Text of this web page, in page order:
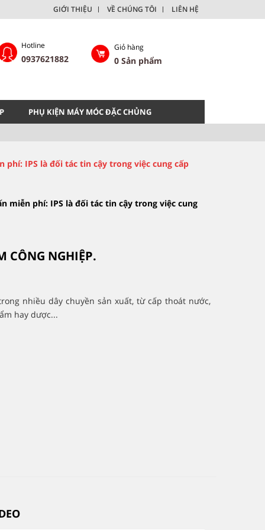
GIỚI THIỆU VỀ CHÚNG TÔI LIÊN HỆ
Hotline
0937621882
Giỏ hàng
0Sản phẩm
PHỤ KIỆN MÁY MÓC ĐẶC CHỦNG
IPS là đối tác tin cậy trong việc cung cấp
miễn phí: IPS là đối tác tin cậy trong việc cung
CÔNG NGHIỆP.
nhiều dây chuyền sản xuất, từ cấp thoát nước,
hay dược...